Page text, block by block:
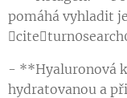
pomáhá vyhladit
- **Hyaluronová
hydratovanou a